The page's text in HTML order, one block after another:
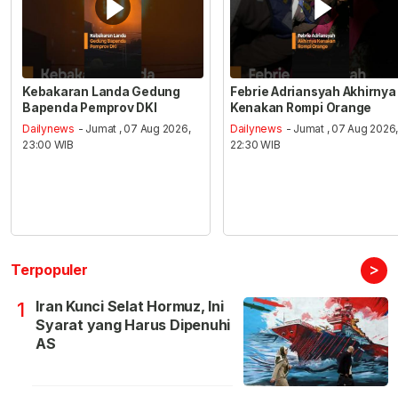
Kebakaran Landa Gedung
Bapenda Pemprov DKI
Dailynews - Jumat , 07 Aug 2026,
23:00 WIB
Febrie Adriansyah Akhirnya
Kenakan Rompi Orange
Dailynews - Jumat , 07 Aug 2026,
22:30 WIB
Terpopuler >
1
Iran Kunci Selat Hormuz, Ini
Syarat yang Harus Dipenuhi
AS